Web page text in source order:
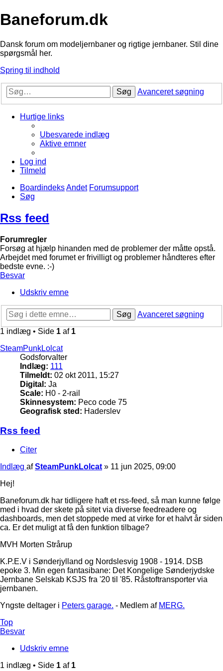
Baneforum.dk
Dansk forum om modeljernbaner og rigtige jernbaner. Stil dine
spørgsmål her.
Spring til indhold
Søg Avanceret søgning
Hurtige links
Ubesvarede indlæg
Aktive emner
Log ind
Tilmeld
BoardindeksAndet Forumsupport
Søg
Rss feed
Forumregler
Forsøg at hjælp hinanden med de problemer der måtte opstå.
Arbejdet med forumet er frivilligt og problemer håndteres efter
bedste evne. :-)
Besvar
Udskriv emne
Søg
Avanceret søgning
1 indlæg • Side 1 af 1
SteamPunkLolcat
Godsforvalter
Indlæg: 111
Tilmeldt: 02 okt 2011, 15:27
Digital: Ja
Scale: H0 - 2-rail
Skinnesystem: Peco code 75
Geografisk sted: Haderslev
Rss feed
Citer
Indlæg afSteamPunkLolcat » 11 jun 2025, 09:00
Hej!
Baneforum.dk har tidligere haft et rss-feed, så man kunne følge
med i hvad der skete på sitet via diverse feedreadere og
dashboards, men det stoppede med at virke for et halvt år siden
ca. Er det muligt at få den funktion tilbage?
MVH Morten Strårup
K.P.E.V i Sønderjylland og Nordslesvig 1908 - 1914. DSB
epoke 3. Min egen fantasibane: Det Kongelige Sønderjydske
Jernbane Selskab KSJS fra '20 til '85. Råstoftransporter via
jernbanen.
Yngste deltager i Peters garage. - Medlem af MERG.
Top
Besvar
Udskriv emne
1 indlæg • Side 1 af 1